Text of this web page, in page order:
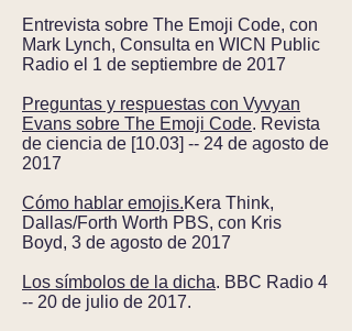
Entrevista sobre The Emoji Code, con
Mark Lynch, Consulta en WICN Public
Radio el 1 de septiembre de 2017
Preguntas y respuestas con Vyvyan
Evans sobre The Emoji Code. Revista
de ciencia de [10.03] -- 24 de agosto de
2017
Cómo hablar emojis.Kera Think,
Dallas/Forth Worth PBS, con Kris
Boyd, 3 de agosto de 2017
Los símbolos de la dicha. BBC Radio 4
-- 20 de julio de 2017.